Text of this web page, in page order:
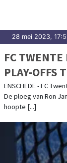
28 mei 2023,
FC TWENTE
PLAY-OFFS
ENSCHEDE - FC
De ploeg van Ron
hoopte [...]